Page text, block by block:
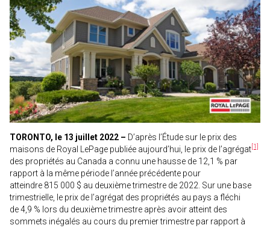
TORONTO, le 13 juillet 2022 – D’après l’Étude sur le prix des
maisons de Royal LePage publiée aujourd’hui, le prix de l’agrégat [1]
des propriétés au Canada a connu une hausse de 12,1 % par
rapport à la même période l’année précédente pour
atteindre 815 000 $ au deuxième trimestre de 2022. Sur une base
trimestrielle, le prix de l’agrégat des propriétés au pays a fléchi
de 4,9 % lors du deuxième trimestre après avoir atteint des
sommets inégalés au cours du premier trimestre par rapport à